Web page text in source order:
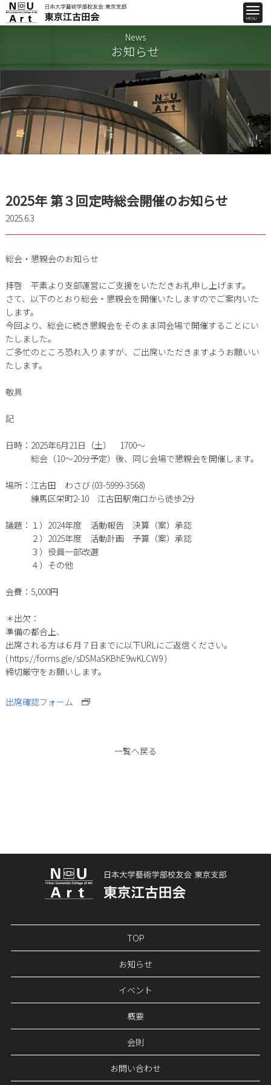
News
お知らせ
2025年 第３回定時総会開催のお知らせ
2025.6.3
総会・懇親会のお知らせ
拝啓 平素より支部運営にご支援をいただきお礼申し上げます。
さて、以下のとおり総会・懇親会を開催いたしますのでご案内いた
します。
今回より、総会に続き懇親会をそのまま同会場で開催することにい
たしました。
ご多忙のところ恐れ入りますが、ご出席いただきますようお願いい
たします。
敬具
記
日時：2025年6月21日（土） 1700～
総会（10～20分予定）後、同じ会場で懇親会を開催します。
場所：江古田 わさび (03-5999-3568)
練馬区栄町2-10 江古田駅南口から徒歩2分
議題：１）2024年度 活動報告 決算（案）承認
２）2025年度 活動計画 予算（案）承認
３）役員一部改選
４）その他
会費：5,000円
＊出欠：
準備の都合上、
出席される方は６月７日までに以下URLにご返信ください。
( https://forms.gle/sDSMaSKBhE9wKLCW9 )
締切厳守をお願いします。
出席確認フォーム
一覧へ戻る
TOP
お知らせ
イベント
概要
会則
お問い合わせ